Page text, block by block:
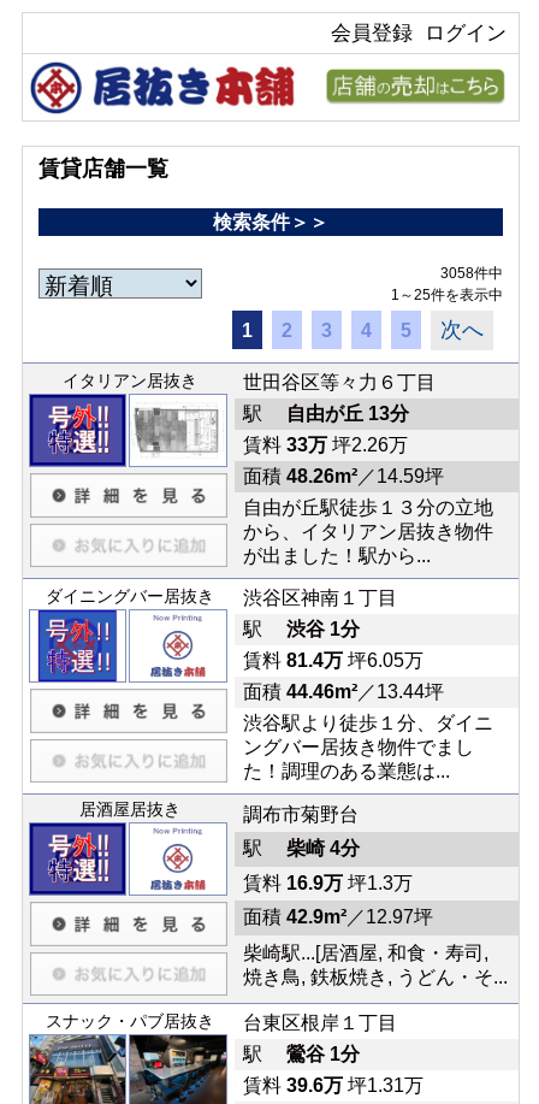
ログイン
会員登録
賃貸店舗一覧
検索条件＞＞
3058件中
1～25件を表示中
1 2 3 4 5 次へ
イタリアン居抜き
世田谷区等々力６丁目
駅
自由が丘 13分
賃料 33万坪2.26万
面積 48.26m²／14.59坪
自由が丘駅徒歩１３分の立地
から、イタリアン居抜き物件
が出ました！駅から...
ダイニングバー居抜き
渋谷区神南１丁目
駅 渋谷 1分
賃料 81.4万坪6.05万
面積 44.46m²／13.44坪
渋谷駅より徒歩１分、ダイニ
ングバー居抜き物件でまし
た！調理のある業態は...
居酒屋居抜き
調布市菊野台
駅 柴崎 4分
賃料 16.9万坪1.3万
面積 42.9m²／12.97坪
柴崎駅...[居酒屋, 和食・寿司,
焼き鳥, 鉄板焼き, うどん・そ...
スナック・パブ居抜き
台東区根岸１丁目
駅 鶯谷 1分
賃料 39.6万坪1.31万